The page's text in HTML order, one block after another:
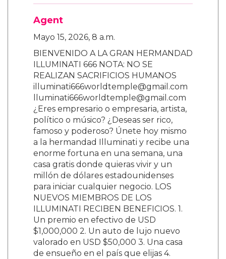
Agent
Mayo 15, 2026, 8 a.m.
BIENVENIDO A LA GRAN HERMANDAD
ILLUMINATI 666 NOTA: NO SE
REALIZAN SACRIFICIOS HUMANOS
illuminati666worldtemple@gmail.com
lluminati666worldtemple@gmail.com
¿Eres empresario o empresaria, artista,
político o músico? ¿Deseas ser rico,
famoso y poderoso? Únete hoy mismo
a la hermandad Illuminati y recibe una
enorme fortuna en una semana, una
casa gratis donde quieras vivir y un
millón de dólares estadounidenses
para iniciar cualquier negocio. LOS
NUEVOS MIEMBROS DE LOS
ILLUMINATI RECIBEN BENEFICIOS. 1.
Un premio en efectivo de USD
$1,000,000 2. Un auto de lujo nuevo
valorado en USD $50,000 3. Una casa
de ensueño en el país que elijas 4.